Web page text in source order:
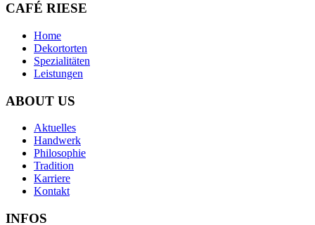
CAFÉ RIESE
Home
Dekortorten
Spezialitäten
Leistungen
ABOUT US
Aktuelles
Handwerk
Philosophie
Tradition
Karriere
Kontakt
INFOS